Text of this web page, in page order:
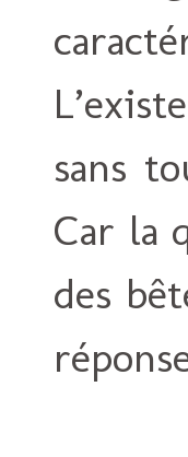
sans
Car la
des